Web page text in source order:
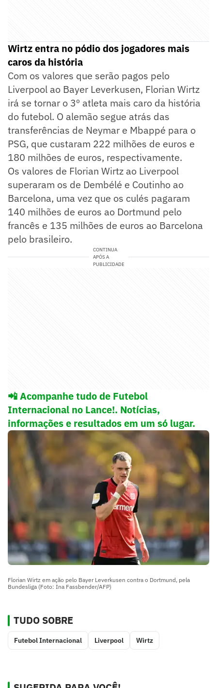
Wirtz entra no pódio dos jogadores mais
caros da história
Com os valores que serão pagos pelo
Liverpool ao Bayer Leverkusen, Florian Wirtz
irá se tornar o 3º atleta mais caro da história
do futebol. O alemão segue atrás das
transferências de Neymar e Mbappé para o
PSG, que custaram 222 milhões de euros e
180 milhões de euros, respectivamente.
Os valores de Florian Wirtz ao Liverpool
superaram os de Dembélé e Coutinho ao
Barcelona, uma vez que os culés pagaram
140 milhões de euros ao Dortmund pelo
francês e 135 milhões de euros ao Barcelona
pelo brasileiro.
CONTINUA
APÓS A
PUBLICIDADE
📲 Acompanhe tudo de Futebol
Internacional no Lance!. Notícias,
informações e resultados em um só lugar.
Florian Wirtz em ação pelo Bayer Leverkusen contra o Dortmund, pela
Bundesliga (Foto: Ina Fassbender/AFP)
TUDO SOBRE
Futebol Internacional Liverpool Wirtz